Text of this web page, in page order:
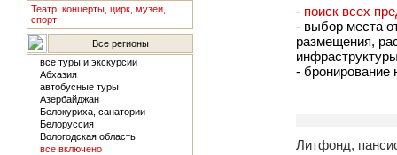
Театр, концерты, цирк, музеи,
спорт
Все регионы
все туры и экскурсии
Абхазия
автобусные туры
Азербайджан
Белокуриха, санатории
Белоруссия
Вологодская область
все включено
- поиск всех
- выбор места
размещения,
- бронирование
Литфонд,